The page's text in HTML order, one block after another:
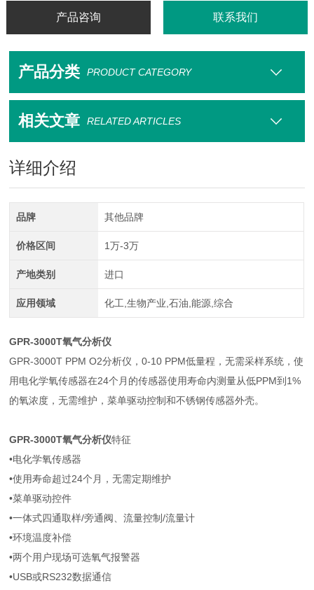
产品咨询 联系我们
产品分类 PRODUCT CATEGORY
相关文章 RELATED ARTICLES
详细介绍
品牌 其他品牌
价格区间 1万-3万
产地类别 进口
应用领域 化工,生物产业,石油,能源,综合
GPR-3000T氧气分析仪
GPR-3000T PPM O2分析仪，0-10 PPM低量程，无需采样系统，使
用电化学氧传感器在24个月的传感器使用寿命内测量从低PPM到1%
的氧浓度，无需维护，菜单驱动控制和不锈钢传感器外壳。
GPR-3000T氧气分析仪特征
•电化学氧传感器
•使用寿命超过24个月，无需定期维护
•菜单驱动控件
•一体式四通取样/旁通阀、流量控制/流量计
•环境温度补偿
•两个用户现场可选氧气报警器
•USB或RS232数据通信